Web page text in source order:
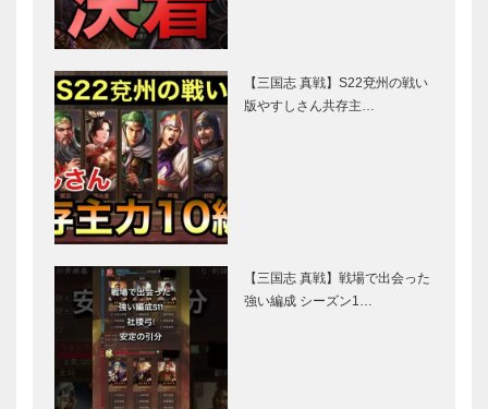
【三国志 真戦】S22兗州の戦い
版やすしさん共存主…
【三国志 真戦】戦場で出会った
強い編成 シーズン1…